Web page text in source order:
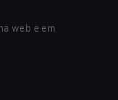
web e em